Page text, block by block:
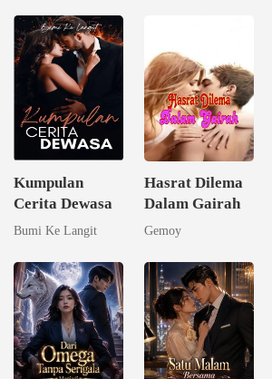
Kumpulan
Cerita Dewasa
Bumi Ke Langit
Hasrat Dilema
Dalam Gairah
Gemoy